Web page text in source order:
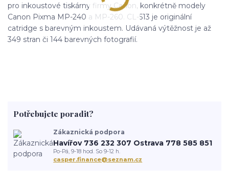
pro inkoustové tiskárny firmy Canon, konkrétně modely
Canon Pixma MP-240 a MP-260. CL-513 je originální
catridge s barevným inkoustem. Udávaná výtěžnost je až
349 stran či 144 barevných fotografií.
Potřebujete poradit?
Zákaznická podpora
Havířov 736 232 307 Ostrava 778 585 851
Po-Pá, 9-18 hod. So 9-12 h.
casper.finance@seznam.cz